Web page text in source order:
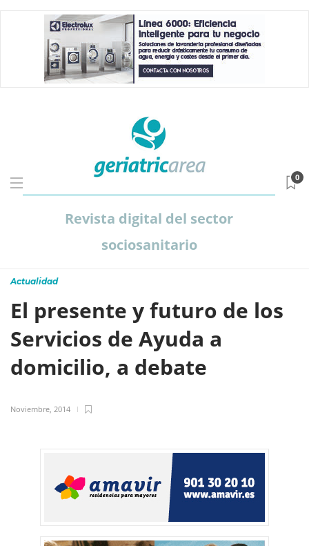
Revista digital del sector
sociosanitario
0
Actualidad
El presente y futuro de los
Servicios de Ayuda a
domicilio, a debate
Noviembre, 2014